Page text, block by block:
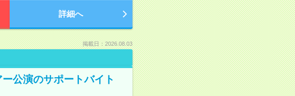
詳細へ
掲載日：2026.08.03
公演のサポートバイト